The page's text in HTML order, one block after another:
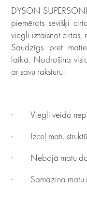
DYSON
piemērots sevišķi
viegli iztaisnot cirtas,
Saudzīgs pret
laikā. Nodrošina
ar savu raksturu!
· Viegli veido
· Izceļ matu
· Nebojā matu
· Samazina matu